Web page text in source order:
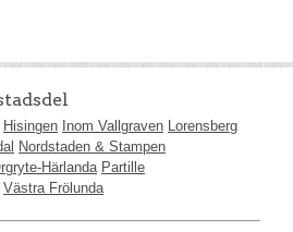
Hisingen Inom Vallgraven Lorensberg
Nordstaden & Stampen
Härlanda Partille
Västra Frölunda